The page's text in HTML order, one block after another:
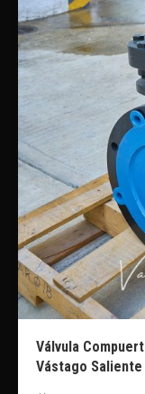
Válvula
Vástago Saliente